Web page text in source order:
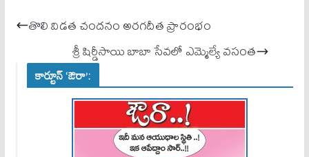
ok A
pp
తొలి విడత చందనం అరగదీత ప్రారంభం
శ్రీ షిర్డీసాయి బాబా సేవలో ఎమ్మెల్యే వసంత
కార్టూన్ ‘ఔరా’: